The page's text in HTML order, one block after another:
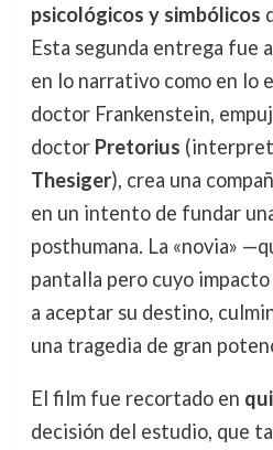
psicológicos y simbólicos
Esta segunda entrega fue
en lo narrativo como en lo
doctor Frankenstein,
doctor Pretorius
Thesiger), crea una
en un intento de fundar
posthumana. La «novia»
pantalla pero cuyo
a aceptar su destino,
una tragedia de gran
El film fue recortado en
decisión del estudio, que